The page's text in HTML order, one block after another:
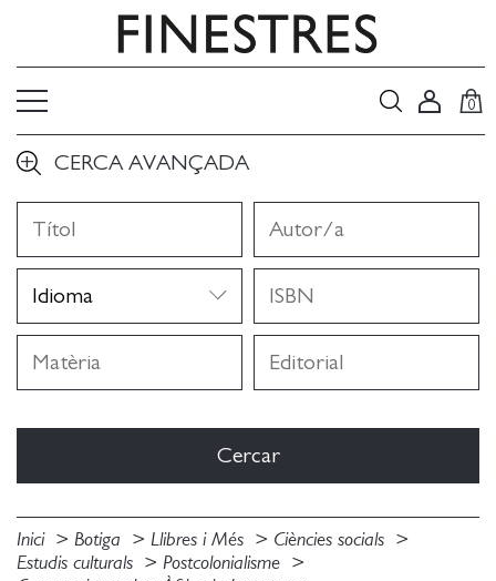
0
CERCA AVANÇADA
Inici Botiga Llibres i Més
Ciències socials
Estudis culturals
Postcolonialisme